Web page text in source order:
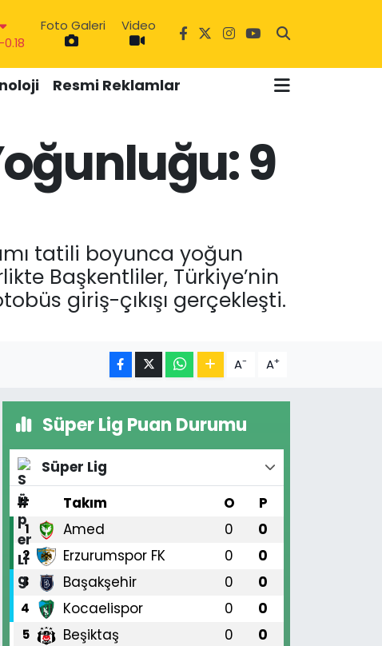
0.18
Foto Galeri Video
Resmi Reklamlar
9
tatili boyunca yoğun
Başkentliler, Türkiye’nin
giriş-çıkışı gerçekleşti.
A- A+
Süper Lig Puan Durumu
Süper Lig
#
Takım O P
1 Amed 0 0
2 Erzurumspor FK 0 0
3 Başakşehir 0 0
4 Kocaelispor 0 0
5 Beşiktaş 0 0